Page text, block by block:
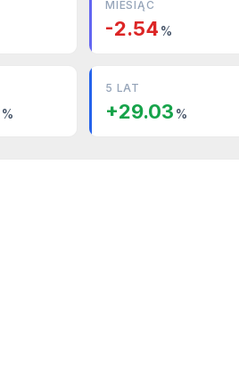
MIESIĄC
-2.54 %
%
5 LAT
+29.03 %